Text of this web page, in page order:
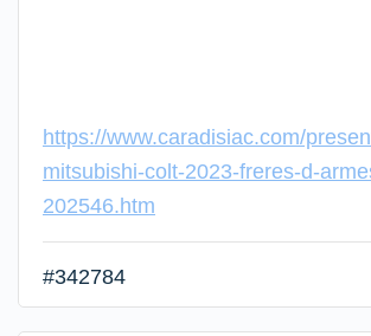
https://www.caradisiac.com/
mitsubishi-colt-2023-freres-d-
202546.htm
#342784